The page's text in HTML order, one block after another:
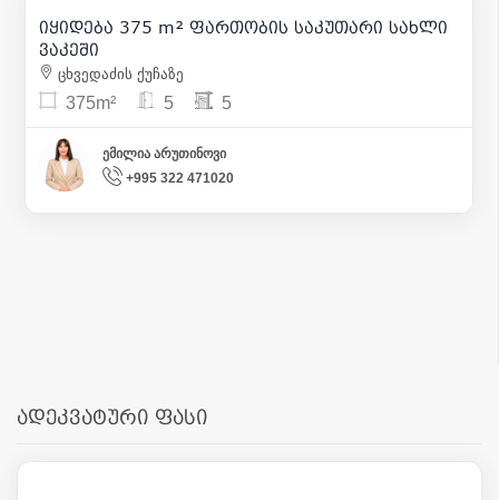
2
იყიდება 375 m² ფართობის საკუთარი სახლი
ვაკეში
ცხვედაძის ქუჩაზე
375m² 5 5
ემილია არუთინოვი
+995 322 471020
ადეკვატური ფასი
430 000